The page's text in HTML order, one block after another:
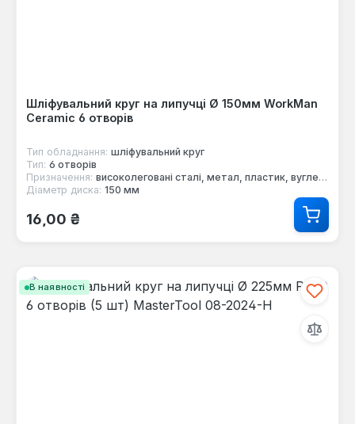
Шліфувальний круг на липучці Ø 150мм WorkMan
Ceramic 6 отворів
Тип обладнання: шліфувальний круг
Тип: 6 отворів
Призначення: високолеговані сталі, метал, пластик, вуглецеві сталі, деревина, композит
Діаметр диска: 150 мм
Звичайна ціна:
16,00 ₴
В наявності